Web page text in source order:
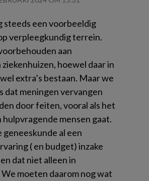
steeds een voorbeeldig
verpleegkundig terrein.
aan
ziekenhuizen, hoewel daar in
extra’s bestaan. Maar we
dat meningen vervangen
door feiten, vooral als het
hulpvragende mensen gaat.
geneeskunde al een
( en budget) inzake
dat niet alleen in
moeten daarom nog wat